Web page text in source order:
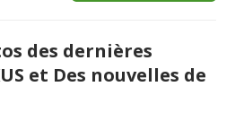
des dernières
et Des nouvelles de